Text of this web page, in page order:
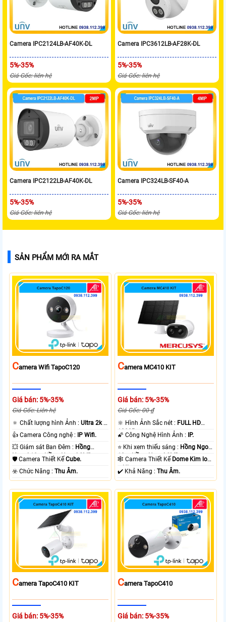
Camera IPC2124LB-AF40K-DL
5%-35%
Giá Gốc: liên hệ
Camera IPC3612LB-AF28K-DL
5%-35%
Giá Gốc: liên hệ
Camera IPC2122LB-AF40K-DL
5%-35%
Giá Gốc: liên hệ
Camera IPC324LB-SF40-A
5%-35%
Giá Gốc: liên hệ
SẢN PHẨM MỚI RA MẮT
CAmera Wifi TapoC120
Giá bán: 5%-35%
Giá Gốc: Liên hệ
🔅 Chất lượng hình Ảnh :Ultra 2k +
.
👍 Camera Công nghệ :
IP Wifi.
💥 Giám sát Ban Đêm : Hồng
Ngoại 10m Hồng Ngoại SMD.
🛡 Camera Thiết KếCube.
️☣️ Chức Năng :Thu Âm.
CAmera MC410 KIT
Giá bán: 5%-35%
Giá Gốc: 00 ₫
🔆 Hình Ảnh Sắc nét : FULL HD
1080P .
🌠 Công Nghệ Hình Ảnh :
IP.
⭐ Khi xem thiếu sáng : Hồng Ngoại
10m Hồng Ngoại SMD.
🕸️ Camera Thiết Kế Dome Kim loại
+ Nhựa.
️✔️ Khả Năng :Thu Âm.
CAmera TapoC410 KIT
Giá bán: 5%-35%
CAmera TapoC410
Giá bán: 5%-35%